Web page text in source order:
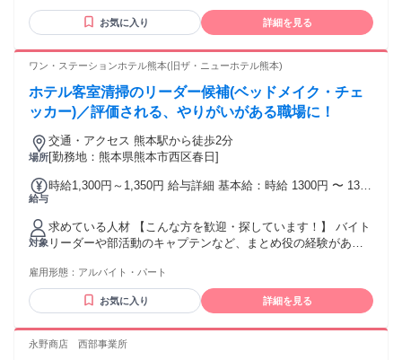
お気に入り 詳細を見る
ワン・ステーションホテル熊本(旧ザ・ニューホテル熊本)
ホテル客室清掃のリーダー候補(ベッドメイク・チェ
ッカー)／評価される、やりがいがある職場に！
場所
交通・アクセス 熊本駅から徒歩2分
[勤務地：熊本県熊本市西区春日]
給与
時給1,300円～1,350円 給与詳細 基本給：時給 1300円 〜 1350
対象
求めている人材 【こんな方を歓迎・探しています！】 バイト
リーダーや部活動のキャプテンなど、まとめ役の経験がある
仕事に取り組める方 接客業・販売業など、人と接する仕事の
経験がある方（清掃未経験OK）
雇用形態： アルバイト・パート
お気に入り 詳細を見る
永野商店 西部事業所